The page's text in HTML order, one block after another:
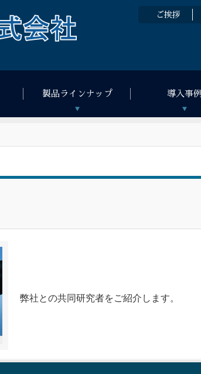
ご挨拶
製品ラインナップ 導入事例
弊社との共同研究者をご紹介します。